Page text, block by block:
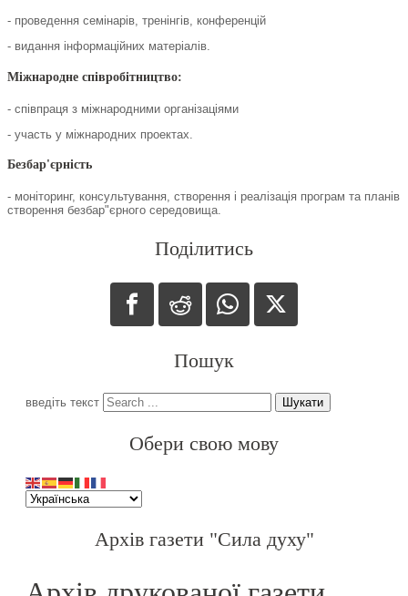
- проведення семінарів, тренінгів, конференцій
- видання інформаційних матеріалів.
Міжнародне співробітництво:
- співпраця з міжнародними організаціями
- участь у міжнародних проектах.
Безбар'єрність
- моніторинг, консультування, створення і реалізація програм та планів
створення безбар"єрного середовища.
Поділитись
Пошук
введіть текст Шукати
Обери свою мову
Архів газети "Сила духу"